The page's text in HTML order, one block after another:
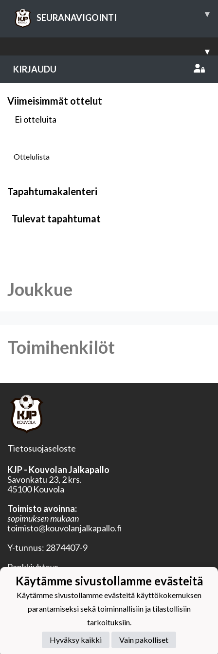
SEURANAVIGOINTI ▾
▾
KIRJAUDU
Viimeisimmät ottelut
Ei otteluita
Ottelulista
Tapahtumakalenteri
Tulevat tapahtumat
Joukkue
Toimihenkilöt
Tietosuojaseloste
KJP - Kouvolan Jalkapallo
Savonkatu 23, 2 krs.
45100 Kouvola
Toimisto avoinna:
sopimuksen mukaan
toimisto@kouvolanjalkapallo.fi
Y-tunnus: 2874407-9
Pankkiyhteys
BIC OKOYFIHH
IBAN FI28 5750 0120 3352 20
Powered by
Käytämme sivustollamme evästeitä
Käytämme sivustollamme evästeitä käyttökokemuksen
parantamiseksi sekä toiminnallisiin ja tilastollisiin
tarkoituksiin.
Hyväksy kaikki
Vain pakolliset